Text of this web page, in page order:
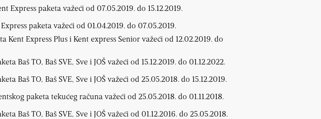
Express paketa važeći od 07.05.2019. do 15.12.2019.
paketa važeći od 01.04.2019. do 07.05.2019.
Express Plus i Kent express Senior važeći od 12.02.2019. do
Baš TO, Baš SVE, Sve i JOŠ važeći od 15.12.2019. do 01.12.2022.
Baš TO, Baš SVE, Sve i JOŠ važeći od 25.05.2018. do 15.12.2019.
paketa tekućeg računa važeći od 25.05.2018. do 01.11.2018.
Baš TO, Baš SVE, Sve i JOŠ važeći od 01.12.2016. do 25.05.2018.